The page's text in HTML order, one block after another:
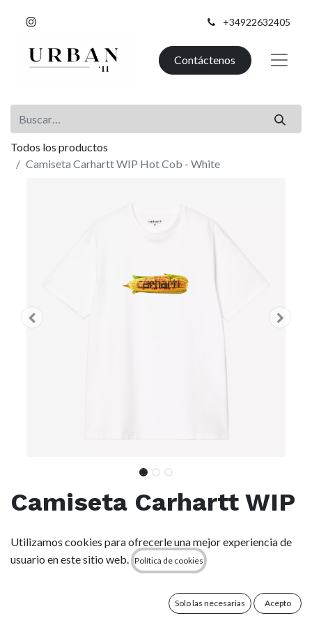
+34922632405
Contáctenos
Todos los productos
Camiseta Carhartt WIP Hot Cob - White
Camiseta Carhartt WIP
Hot Cob - White
(0 reseña)
orgánico de peso medio y presenta un corte holgado. Un
gráfico estampado adorna el pecho.
Utilizamos cookies para ofrecerle una mejor experiencia de
usuario en este sitio web.
Política de cookies
Solo las necesarias Acepto